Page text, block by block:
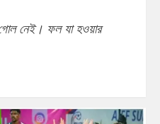
নেই। ফল যা হওয়ার